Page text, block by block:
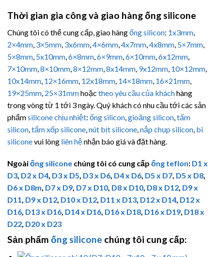
Thời gian gia công và giao hàng ống silicone
Chúng tôi có thể cung cấp, giao hàngống silicon: 1x3mm
2×4mm 3×5mm 3x6mm 4×6mm 4x7mm 4x8mm 5×7mm
5×8mm 5x10mm 6×8mm 6×9mm 6×10mm 6x12mm
7×10mm 8×10mm 8×12mm 8x14mm 9x12mm 10×12mm
10x14mm 12×16mm 12x18mm 14×18mm 16×21mm
19×25mm 25×31mmhoặc theo yêu cầu của kháchhàng
trong vòng từ 1 tới 3 ngày. Quý khách có nhu cầu tới các sản
phẩmsilicone chịu nhiệt: ống silicon gioăng silicon tấm
silicon tấm xốp silicone nút bịt silicone nắp chụp silicon bi
siliconevui lòng liên hệnhận báo giá và đặt hàng.
Ngoàiống silicone chúng tôi có cung cấp ống teflon: D1 x
D3, D2 x D4, D3 x D5, D3 x D6, D4 x D6, D5 x D7, D5 x D8,
D6 x D8m, D7 x D9, D7 x D10, D8 x D10, D8 x D12, D9 x
D11, D9 x D12, D10 x D12, D11 x D13, D12 x D14, D12 x
D16, D13 x D16, D14 x D16, D16 x D18, D16 x D19, D18 x
D22, D20 x D23
Sản phẩm ống silicone chúng tôi cung cấp: